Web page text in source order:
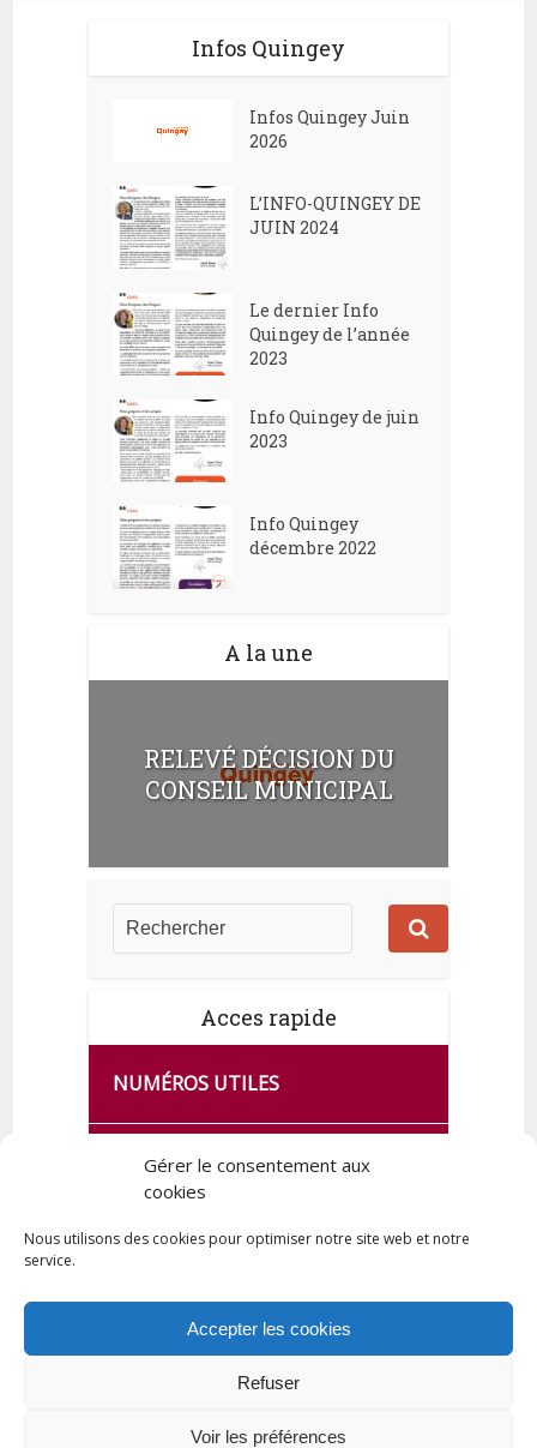
Gérer le consentement aux
cookies
Nous utilisons des cookies pour optimiser notre site web et notre
service.
Accepter les cookies
Refuser
Voir les préférences
Infos Quingey
Infos Quingey Juin
2026
L’INFO-QUINGEY DE
JUIN 2024
Le dernier Info
Quingey de l’année
2023
Info Quingey de juin
2023
Info Quingey
décembre 2022
A la une
RELEVÉ DÉCISION DU
CONSEIL MUNICIPAL
Acces rapide
NUMÉROS UTILES
CA SE PASSE À FRANCE SERVICES
DE QUINGEY
Tous droits réservés © 2023 Commune de Quingey / Création -